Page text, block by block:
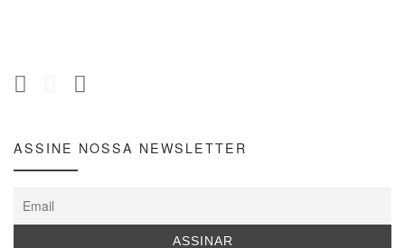
ASSINE NOSSA NEWSLETTER